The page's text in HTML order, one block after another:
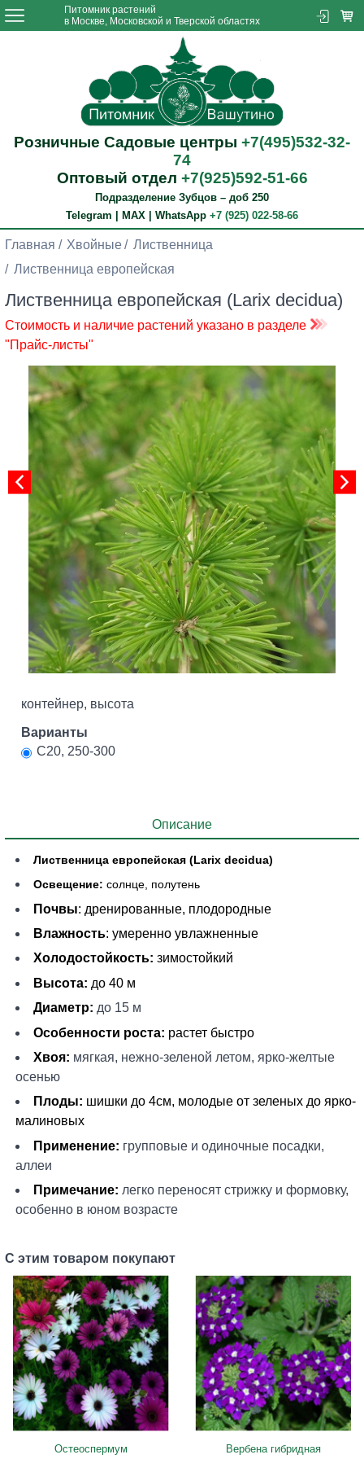
Питомник растений
в Москве, Московской и Тверской областях
Розничные Садовые центры +7(495)532-32-
74
Оптовый отдел +7(925)592-51-66
Подразделение Зубцов – доб 250
Telegram | MAX | WhatsApp +7 (925) 022-58-66
Главная Хвойные
Лиственница
Лиственница европейская
Лиственница европейская (Larix decidua)
Стоимость и наличие растений указано в разделе
"Прайс-листы"
контейнер, высота
Варианты
С20, 250-300
Описание
Лиственница европейская (Larix decidua)
Освещение:солнце, полутень
Почвы: дренированные, плодородные
Влажность: умеренно увлажненные
Холодостойкость: зимостойкий
Высота: до 40 м
Диаметр: до 15 м
Особенности роста: растет быстро
Хвоя: мягкая, нежно-зеленой летом, ярко-желтые
осенью
Плоды: шишки до 4см, молодые от зеленых до ярко-
малиновых
Применение: групповые и одиночные посадки,
аллеи
Примечание: легко переносят стрижку и формовку,
особенно в юном возрасте
С этим товаром покупают
Остеоспермум Вербена гибридная